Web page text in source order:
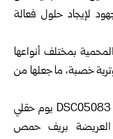
لإيجاد حلول فعالة
بمختلف أنواعها
خصبة، ما جعلها من